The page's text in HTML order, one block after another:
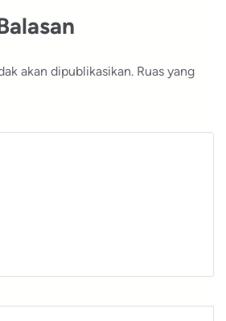
akan dipublikasikan. Ruas yang